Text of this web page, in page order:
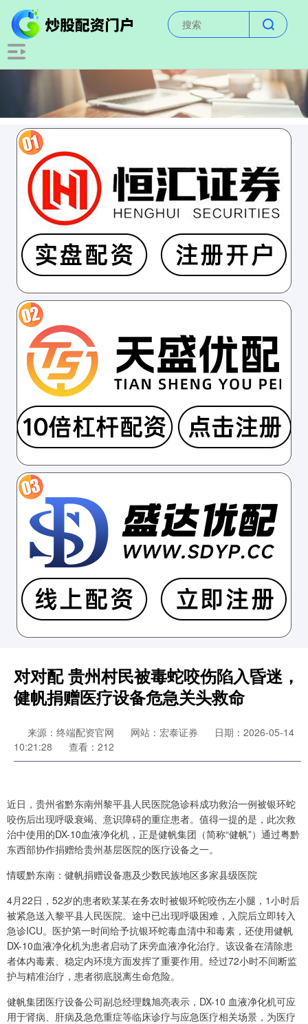
对对配 贵州村民被毒蛇咬伤陷入昏迷，
健帆捐赠医疗设备危急关头救命
来源：终端配资官网 网站：宏泰证券
日期：2026-05-14
10:21:28
查看：212
近日，贵州省黔东南州黎平县人民医院急诊科成功救治一例被银环蛇
咬伤后出现呼吸衰竭、意识障碍的重症患者。值得一提的是，此次救
治中使用的DX-10血液净化机，正是健帆集团（简称“健帆”）通过粤黔
东西部协作捐赠给贵州基层医院的医疗设备之一。
情暖黔东南：健帆捐赠设备惠及少数民族地区多家县级医院
4月22日，52岁的患者欧某某在务农时被银环蛇咬伤左小腿，1小时后
被紧急送入黎平县人民医院。途中已出现呼吸困难，入院后立即转入
急诊ICU。医护第一时间给予抗银环蛇毒血清中和毒素，还使用健帆
DX-10血液净化机为患者启动了床旁血液净化治疗。该设备在清除患
者体内毒素、稳定内环境方面发挥了重要作用。经过72小时不间断监
护与精准治疗，患者彻底脱离生命危险。
健帆集团医疗设备公司副总经理魏旭亮表示，DX-10 血液净化机可应
用于肾病、肝病及急危重症等临床诊疗与应急医疗相关场景，为医疗